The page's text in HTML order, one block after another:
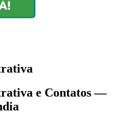
e Contatos —